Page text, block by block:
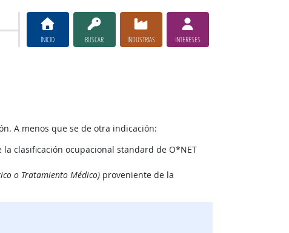
INICIO BUSCAR INDUSTRIAS INTERESES
A menos que se de otra indicación:
clasificación ocupacional standard de O*NET
o Tratamiento Médico)proveniente de la